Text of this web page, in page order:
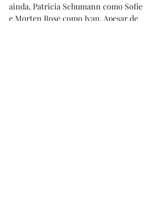
ainda, Patricia Schumann como Sofie
e Morten Rose como Ivan. Apesar de